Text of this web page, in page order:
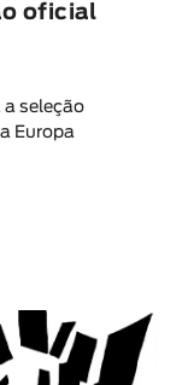
oficial
a seleção
Europa